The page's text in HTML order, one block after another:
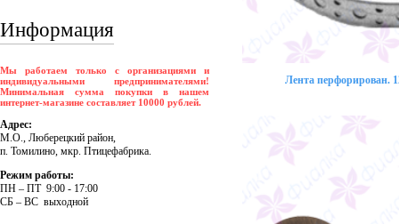
Информация
Мы работаем только с организациями и
индивидуальными предпринимателями!
Минимальная сумма покупки в нашем
интернет-магазине составляет 10000 рублей.
Адрес:
М.О., Люберецкий район,
п. Томилино, мкр. Птицефабрика.
Режим работы:
ПH – ПT 9:00 - 17:00
CБ – BC выходной
Лента перфорирован.